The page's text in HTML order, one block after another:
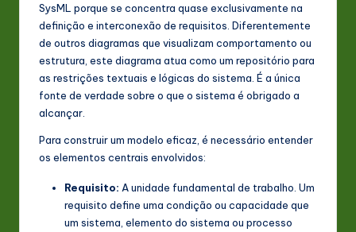
o
ti
SysML porque se concentra quase exclusivamente na
definição e interconexão de requisitos. Diferentemente
de outros diagramas que visualizam comportamento ou
estrutura, este diagrama atua como um repositório para
as restrições textuais e lógicas do sistema. É a única
fonte de verdade sobre o que o sistema é obrigado a
alcançar.
Para construir um modelo eficaz, é necessário entender
os elementos centrais envolvidos:
Requisito: A unidade fundamental de trabalho. Um
requisito define uma condição ou capacidade que
um sistema, elemento do sistema ou processo